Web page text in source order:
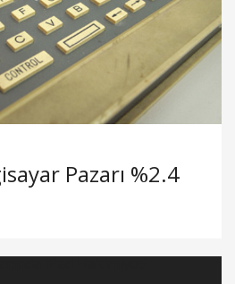
Pazarı %2.4